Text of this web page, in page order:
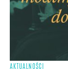
AKTUALNOŚCI